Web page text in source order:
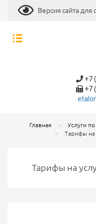
Версия сайта для
+7
+7
Главная
Услуги
Тарифы на
Тарифы на